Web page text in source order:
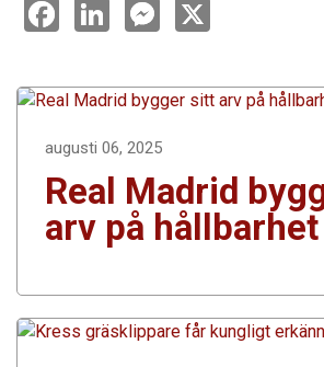
o
o
d
I
n
g
r
augusti 06, 2025
Real Madrid
arv på hållbarhet